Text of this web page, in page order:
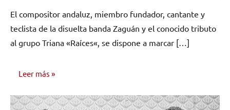
comentarios
El compositor andaluz, miembro fundador, cantante y
teclista de la disuelta banda Zaguán y el conocido tributo
al grupo Triana «Raíces«, se dispone a marcar […]
Leer más
NOTICIAS